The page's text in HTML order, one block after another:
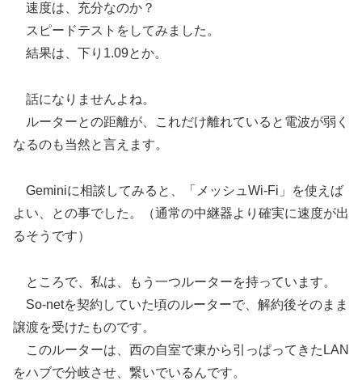
速度は、充分なのか？
スピードテストをしてみました。
結果は、下り1.09とか。
話になりませんよね。
ルーターとの距離が、これだけ離れていると電波が弱く
なるのも当然と言えます。
Geminiに相談してみると、「メッシュWi-Fi」を使えば
よい、との事でした。（通常の中継器より確実に速度が出
るそうです）
ところで、私は、もう一つルーターを持っています。
So-netを契約していた頃のルーターで、解約後そのまま
譲渡を受けたものです。
このルーターは、西の自室で東から引っぱってきたLAN
をハブで分岐させ、繋いでいるんです。